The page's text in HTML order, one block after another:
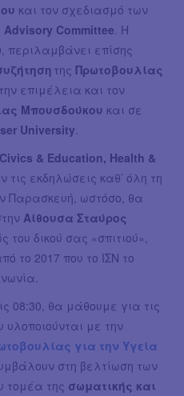
και τον σχεδιασμό των
Advisory Committee . Η
περιλαμβάνει επίσης
της Πρωτοβουλίας
την επιμέλεια και τον
Μπουσδούκου και σε
University
& Education, Health &
τις εκδηλώσεις καθ’ όλη τη
Παρασκευή, ωστόσο, θα
Αίθουσα Σταύρος
του δικού σας «σπιτιού»,
το 2017 που το ΙΣΝ το
08:30, θα μάθουμε για τις
με την
για την Υγεία
στη βελτίωση των
τομέα της σωματικής και